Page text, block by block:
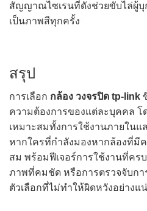
สัญญาณไซเรนที่ดังช่วยขับไล่ผู้บุ
เป็นภาพสีทุกครั้ง
สรุป
การเลือก กล้อง วงจรปิด tp-link
ความต้องการของแต่ละบุคคล โ
เหมาะสมทั้งการใช้งานภายใน
หากใครที่กำลังมองหากล้องที่มี
สม พร้อมฟีเจอร์การใช้งานที่คร
ภาพที่คมชัด หรือการตรวจจับกา
ตัวเลือกที่ไม่ทำให้ผิดหวังอย่างแ